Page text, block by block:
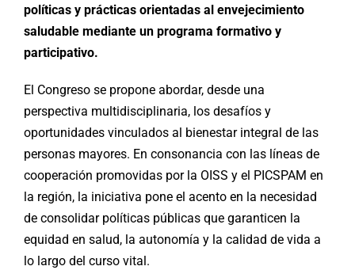
políticas y prácticas orientadas al envejecimiento
saludable mediante un programa formativo y
participativo.
El Congreso se propone abordar, desde una
perspectiva multidisciplinaria, los desafíos y
oportunidades vinculados al bienestar integral de las
personas mayores. En consonancia con las líneas de
cooperación promovidas por la OISS y el PICSPAM en
la región, la iniciativa pone el acento en la necesidad
de consolidar políticas públicas que garanticen la
equidad en salud, la autonomía y la calidad de vida a
lo largo del curso vital.